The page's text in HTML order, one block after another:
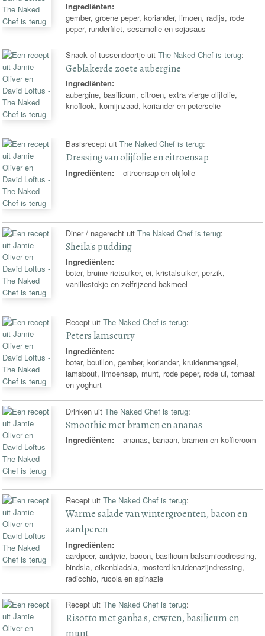
Ingrediënten:
gember, groene peper, koriander, limoen, radijs, rode
peper, runderfilet, sesamolie en sojasaus
Snack of tussendoortje uitThe Naked Chef is terug:
Geblakerde zoete aubergine
Ingrediënten:
aubergine, basilicum, citroen, extra vierge olijfolie,
knoflook, komijnzaad, koriander en peterselie
Basisrecept uitThe Naked Chef is terug:
Dressing van olijfolie en citroensap
Ingrediënten: citroensap en olijfolie
Diner / nagerecht uitThe Naked Chef is terug:
Sheila's pudding
Ingrediënten:
boter, bruine rietsuiker, ei, kristalsuiker, perzik,
vanillestokje en zelfrijzend bakmeel
Recept uitThe Naked Chef is terug:
Peters lamscurry
Ingrediënten:
boter, bouillon, gember, koriander, kruidenmengsel,
lamsbout, limoensap, munt, rode peper, rode ui, tomaat
en yoghurt
Drinken uitThe Naked Chef is terug:
Smoothie met bramen en ananas
Ingrediënten: ananas, banaan, bramen en koffieroom
Recept uitThe Naked Chef is terug:
Warme salade van wintergroenten, bacon en
aardperen
Ingrediënten:
aardpeer, andijvie, bacon, basilicum-balsamicodressing,
bindsla, eikenbladsla, mosterd-kruidenazijndressing,
radicchio, rucola en spinazie
Recept uitThe Naked Chef is terug:
Risotto met ganba's, erwten, basilicum en
munt